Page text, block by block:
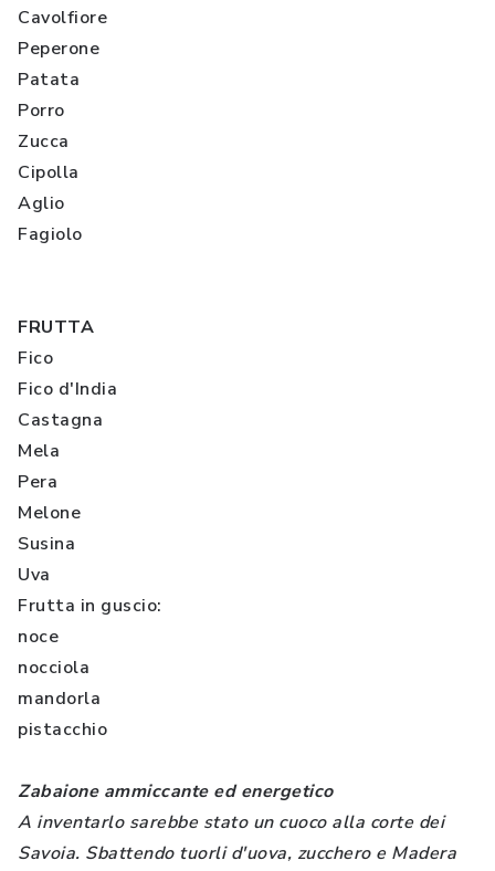
Cavolfiore
Peperone
Patata
Porro
Zucca
Cipolla
Aglio
Fagiolo
FRUTTA
Fico
Fico d'India
Castagna
Mela
Pera
Melone
Susina
Uva
Frutta in guscio:
noce
nocciola
mandorla
pistacchio
Zabaione ammiccante ed energetico
A inventarlo sarebbe stato un cuoco alla corte dei
Savoia. Sbattendo tuorli d'uova, zucchero e Madera